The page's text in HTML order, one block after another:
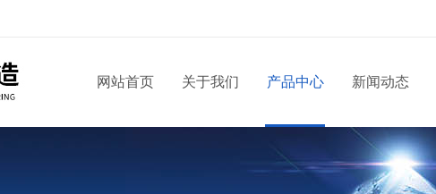
网站首页 关于我们 产品中心 新闻动态